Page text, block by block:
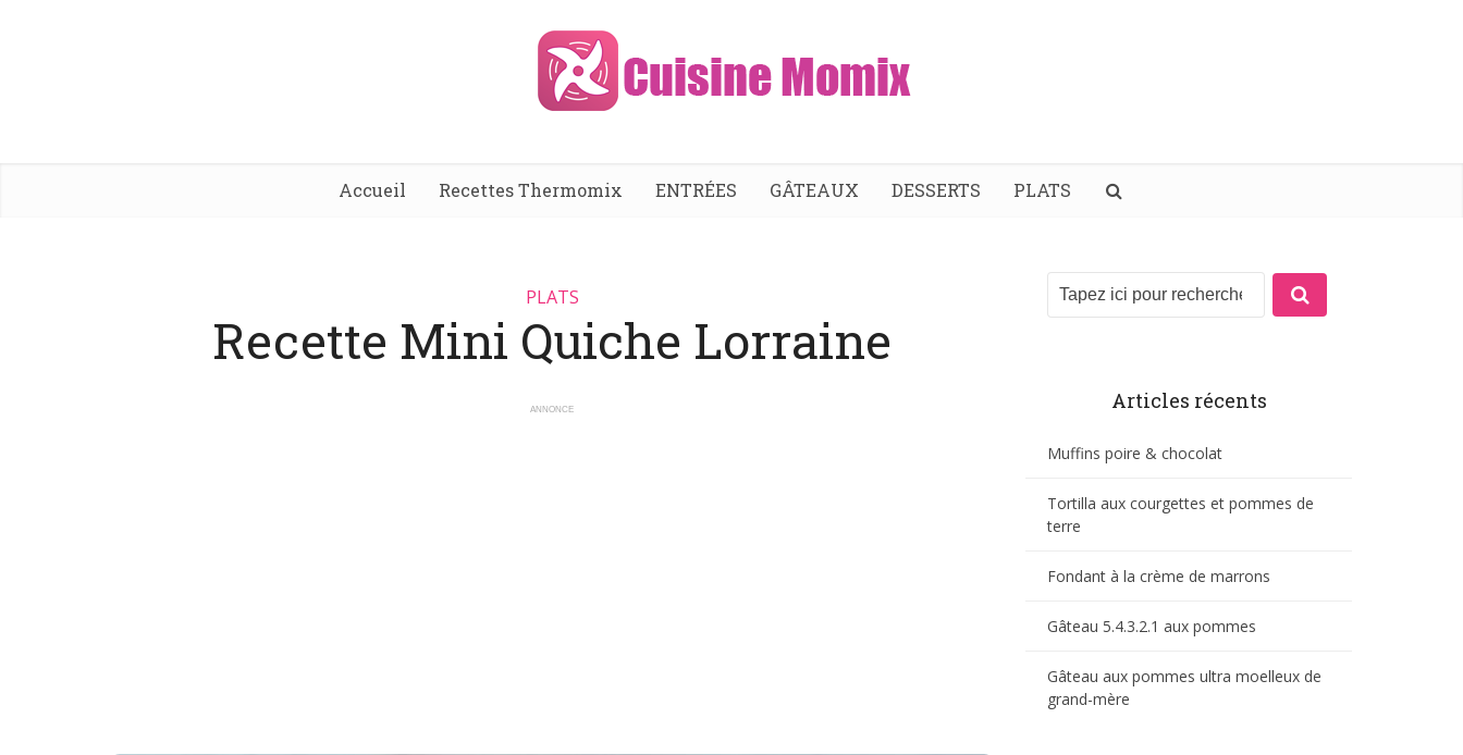
Accueil Recettes Thermomix ENTRÉES GÂTEAUX DESSERTS PLATS
PLATS
Recette Mini Quiche Lorraine
ANNONCE Articles récents
Muffins poire & chocolat
Tortilla aux courgettes et pommes de
terre
Fondant à la crème de marrons
Gâteau 5.4.3.2.1 aux pommes
Gâteau aux pommes ultra moelleux de
grand-mère